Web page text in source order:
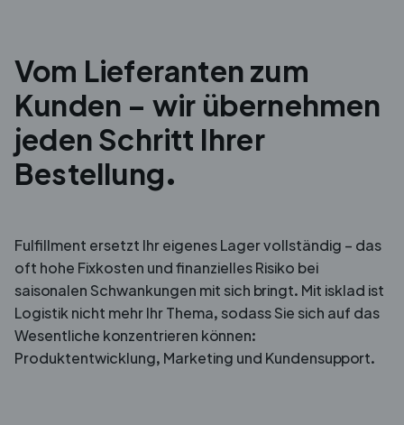
Vom Lieferanten zum
Kunden – wir übernehmen
jeden Schritt Ihrer
Bestellung.
Fulfillment ersetzt Ihr eigenes Lager vollständig – das
oft hohe Fixkosten und finanzielles Risiko bei
saisonalen Schwankungen mit sich bringt. Mit isklad ist
Logistik nicht mehr Ihr Thema, sodass Sie sich auf das
Wesentliche konzentrieren können:
Produktentwicklung, Marketing und Kundensupport.